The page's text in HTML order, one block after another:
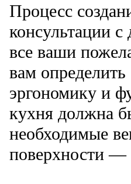
Процесс
консультации
все ваши
вам
эргономику и
кухня должна
необходимые
поверхности —